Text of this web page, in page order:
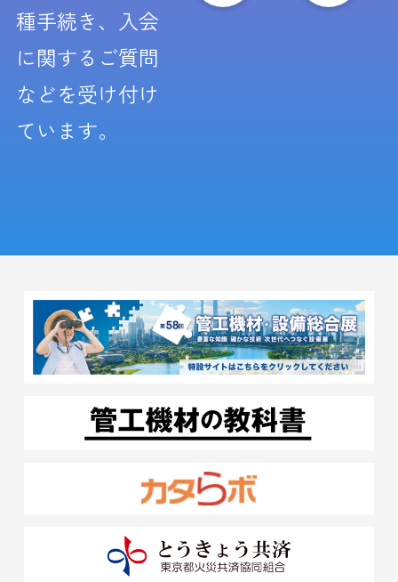
種手続き、入会
に関するご質問
などを受け付け
ています。